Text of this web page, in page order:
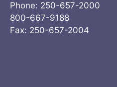
Phone: 250-657-2000
800-667-9188
Fax: 250-657-2004